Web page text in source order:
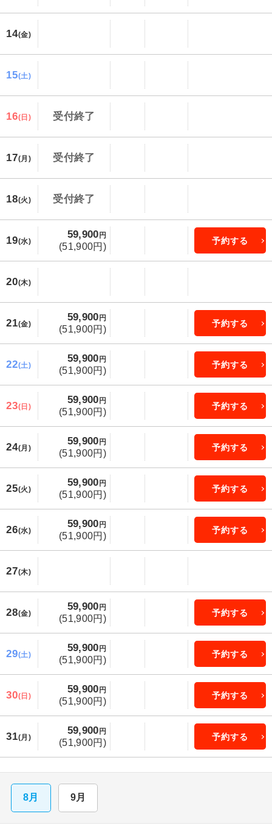
14(金)
15(土)
16(日) 受付終了
17(月) 受付終了
18(火) 受付終了
19(水)
59,900 円
(51,900円)
予約する
20(木)
21(金)
59,900 円
(51,900円)
予約する
22(土)
59,900 円
(51,900円)
予約する
23(日)
59,900 円
(51,900円)
予約する
24(月)
59,900 円
(51,900円)
予約する
25(火)
59,900 円
(51,900円)
予約する
26(水)
59,900 円
(51,900円)
予約する
27(木)
28(金)
59,900 円
(51,900円)
予約する
29(土)
59,900 円
(51,900円)
予約する
30(日)
59,900 円
(51,900円)
予約する
31(月)
59,900 円
(51,900円)
予約する
8月 9月